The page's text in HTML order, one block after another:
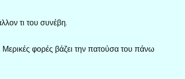
τι του συνέβη.
φορές βάζει την πατούσα του πάνω